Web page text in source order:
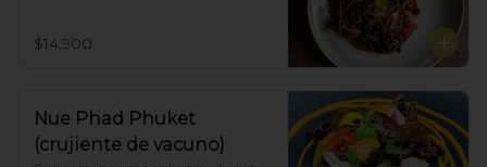
$14.900
Nue Phad Phuket
(crujiente de vacuno)